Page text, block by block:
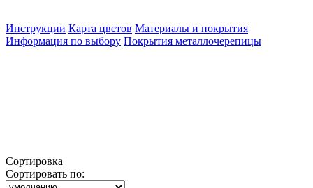
Инструкции Карта цветов Материалы и покрытия
Информация по выбору Покрытия металлочерепицы
Сортировка
Сортировать по: